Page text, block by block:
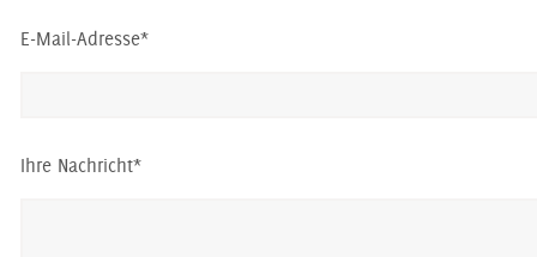
E-Mail-Adresse*
Ihre Nachricht*